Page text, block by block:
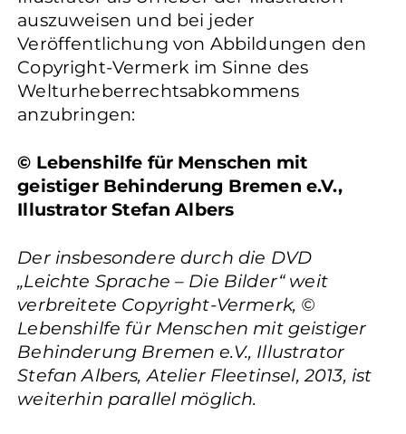
auszuweisen und bei jeder
Veröffentlichung von Abbildungen den
Copyright-Vermerk im Sinne des
Welturheberrechtsabkommens
anzubringen:
© Lebenshilfe für Menschen mit
geistiger Behinderung Bremen e.V.,
Illustrator Stefan Albers
Der insbesondere durch die DVD
„Leichte Sprache – Die Bilder“ weit
verbreitete Copyright-Vermerk, ©
Lebenshilfe für Menschen mit geistiger
Behinderung Bremen e.V., Illustrator
Stefan Albers, Atelier Fleetinsel, 2013, ist
weiterhin parallel möglich.